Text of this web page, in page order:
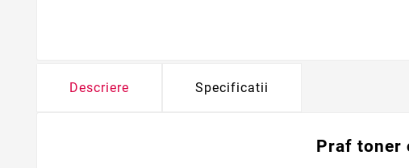
Descriere Specificatii
Praf toner